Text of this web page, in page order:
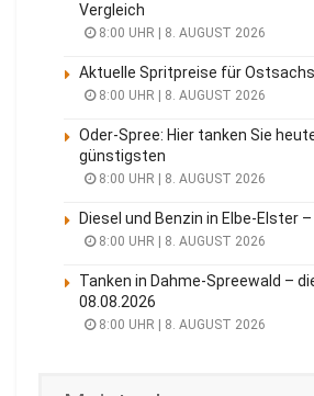
Vergleich
8:00 UHR | 8. AUGUST 2026
Aktuelle Spritpreise für
8:00 UHR | 8. AUGUST 2026
Oder-Spree: Hier tanken Sie
günstigsten
8:00 UHR | 8. AUGUST 2026
Diesel und Benzin in Elbe-Elster –
8:00 UHR | 8. AUGUST 2026
Tanken in Dahme-Spreewald –
08.08.2026
8:00 UHR | 8. AUGUST 2026